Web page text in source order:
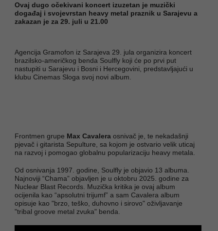
Ovaj dugo očekivani koncert izuzetan je muzički
događaj i svojevrstan heavy metal praznik u Sarajevu a
zakazan je za 29. juli u 21.00
Agencija Gramofon iz Sarajeva 29. jula organizira koncert
brazilsko-američkog benda Soulfly koji će po prvi put
nastupiti u Sarajevu i Bosni i Hercegovini, predstavljajući u
klubu Cinemas Sloga svoj novi album.
Frontmen grupe Max Cavalera osnivač je, te nekadašnji
pjevač i gitarista Sepulture, sa kojom je ostvario velik uticaj
na razvoj i pomogao globalnu popularizaciju heavy metala.
Od osnivanja 1997. godine, Soulfly je objavio 13 albuma.
Najnoviji “Chama” objavljen je u oktobru 2025. godine za
Nuclear Blast Records. Muzička kritika je ovaj album
ocijenila kao “apsolutni trijumf” a sam Cavalera album
opisuje kao "brzo, teško, duhovno i sirovo" oživljavanje
"tribal groove metal zvuka" benda.